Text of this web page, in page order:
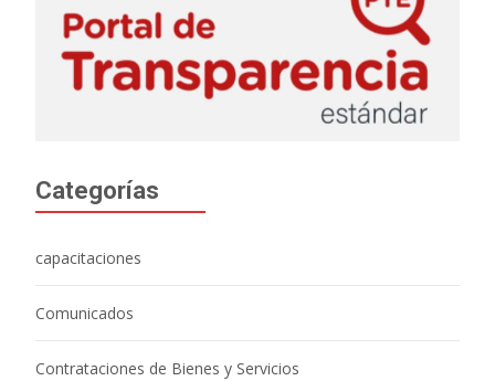
Categorías
capacitaciones
Comunicados
Contrataciones de Bienes y Servicios